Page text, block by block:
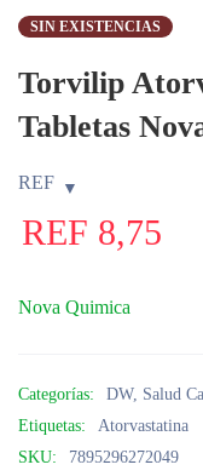
SIN EXISTENCIAS
Torvilip
Tabletas
REF
REF 8,75
Nova Quimica
Categorías: DW, Salud
Etiquetas:
Atorvastatina
SKU:
7895296272049